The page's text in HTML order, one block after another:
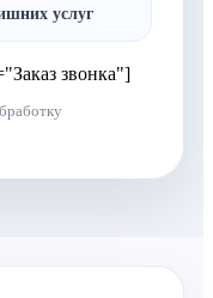
услуг
звонка"]